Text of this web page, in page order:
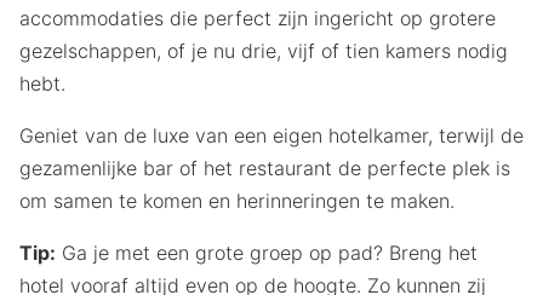
accommodaties die perfect zijn ingericht op grotere
gezelschappen, of je nu drie, vijf of tien kamers nodig
hebt.
Geniet van de luxe van een eigen hotelkamer, terwijl de
gezamenlijke bar of het restaurant de perfecte plek is
om samen te komen en herinneringen te maken.
Tip: Ga je met een grote groep op pad? Breng het
hotel vooraf altijd even op de hoogte. Zo kunnen zij